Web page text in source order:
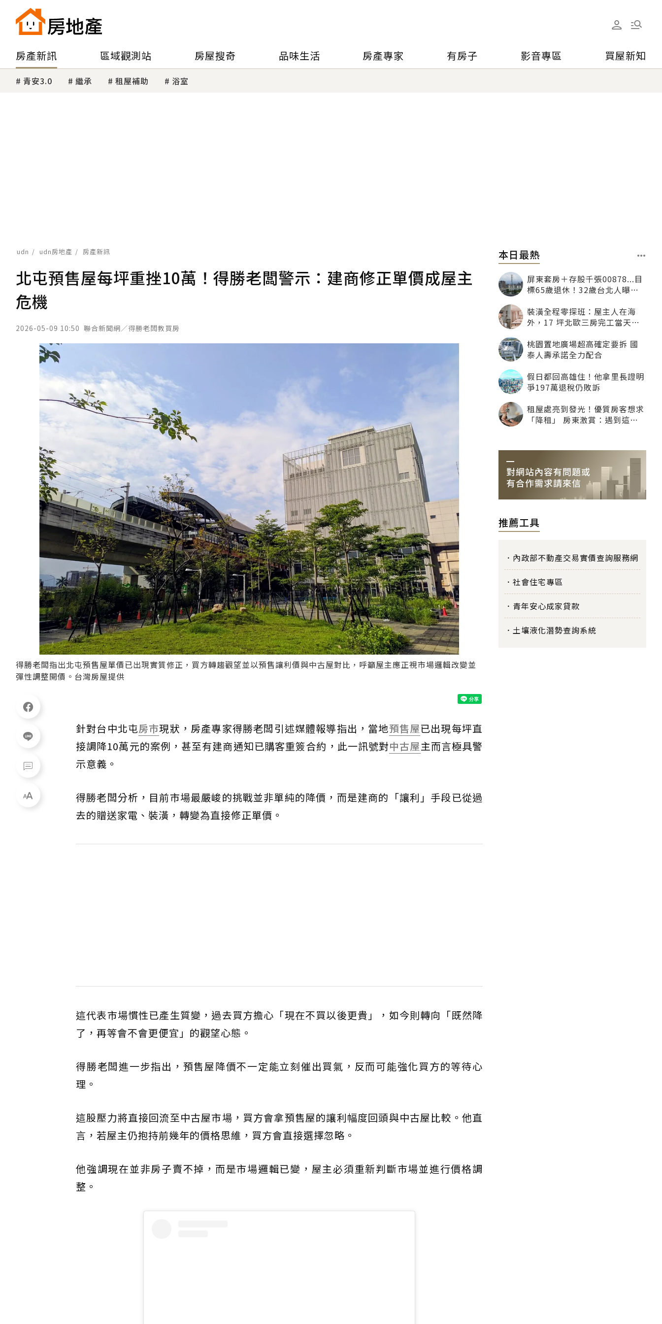
房產新訊 區域觀測站 房屋搜奇 品味生活 房產專家 有房子 影音專區 買屋新知
青安3.0 繼承 租屋補助 浴室
udn udn房地產 房產新訊
北屯預售屋每坪重挫10萬！得勝老闆警示：建商修正單價成屋主
危機
2026-05-09 10:50 聯合新聞網／得勝老闆教買房
得勝老闆指出北屯預售屋單價已出現實質修正，買方轉趨觀望並以預售讓利價與中古屋對比，呼籲屋主應正視市場邏輯改變並
彈性調整開價。台灣房屋提供
針對台中北屯房市現狀，房產專家得勝老闆引述媒體報導指出，當地預售屋已出現每坪直
接調降10萬元的案例，甚至有建商通知已購客重簽合約，此一訊號對中古屋主而言極具警
示意義。
得勝老闆分析，目前市場最嚴峻的挑戰並非單純的降價，而是建商的「讓利」手段已從過
去的贈送家電、裝潢，轉變為直接修正單價。
這代表市場慣性已產生質變，過去買方擔心「現在不買以後更貴」，如今則轉向「既然降
了，再等會不會更便宜」的觀望心態。
得勝老闆進一步指出，預售屋降價不一定能立刻催出買氣，反而可能強化買方的等待心
理。
這股壓力將直接回流至中古屋市場，買方會拿預售屋的讓利幅度回頭與中古屋比較。他直
言，若屋主仍抱持前幾年的價格思維，買方會直接選擇忽略。
他強調現在並非房子賣不掉，而是市場邏輯已變，屋主必須重新判斷市場並進行價格調
整。
本日最熱
屏東套房＋存股千張00878...目
標65歲退休！32歲台北人曝：
裝潢全程零探班：屋主人在海
外，17 坪北歐三房完工當天才
桃園置地廣場超高確定要拆 國
泰人壽承諾全力配合
假日都回高雄住！他拿里長證明
爭197萬退稅仍敗訴
租屋處亮到發光！優質房客想求
「降租」 房東激賞：遇到這種
推薦工具
內政部不動產交易實價查詢服務網
社會住宅專區
青年安心成家貸款
土壤液化潛勢查詢系統